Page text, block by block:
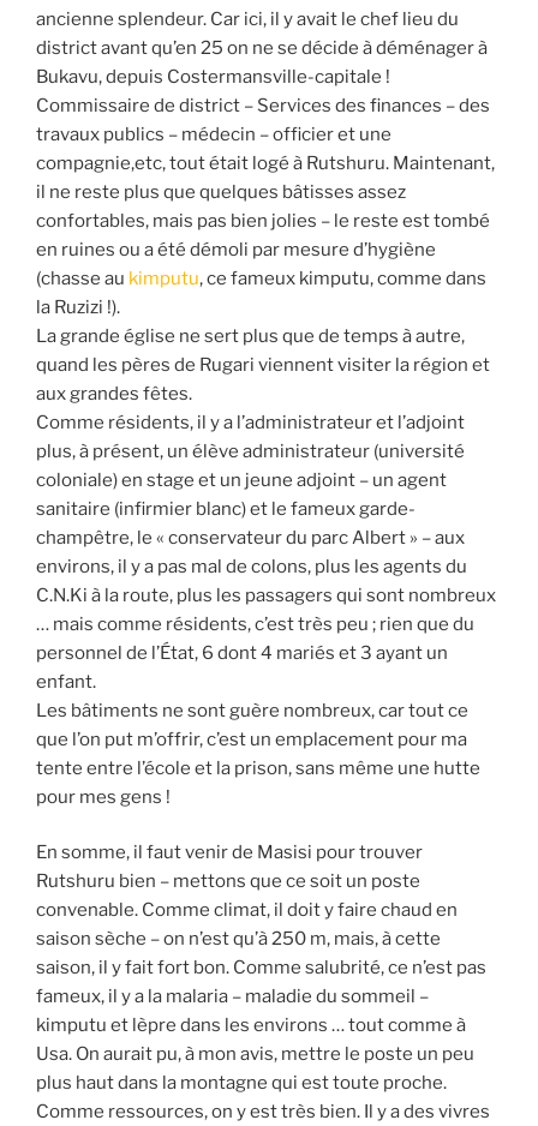
ancienne splendeur. Car ici, il y avait le chef lieu du
district avant qu’en 25 on ne se décide à déménager à
Bukavu, depuis Costermansville-capitale !
Commissaire de district – Services des finances – des
travaux publics – médecin – officier et une
compagnie,etc, tout était logé à Rutshuru. Maintenant,
il ne reste plus que quelques bâtisses assez
confortables, mais pas bien jolies – le reste est tombé
en ruines ou a été démoli par mesure d’hygiène
(chasse au kimputu, ce fameux kimputu, comme dans
la Ruzizi !).
La grande église ne sert plus que de temps à autre,
quand les pères de Rugari viennent visiter la région et
aux grandes fêtes.
Comme résidents, il y a l’administrateur et l’adjoint
plus, à présent, un élève administrateur (université
coloniale) en stage et un jeune adjoint – un agent
sanitaire (infirmier blanc) et le fameux garde-
champêtre, le « conservateur du parc Albert » – aux
environs, il y a pas mal de colons, plus les agents du
C.N.Ki à la route, plus les passagers qui sont nombreux
… mais comme résidents, c’est très peu ; rien que du
personnel de l’État, 6 dont 4 mariés et 3 ayant un
enfant.
Les bâtiments ne sont guère nombreux, car tout ce
que l’on put m’offrir, c’est un emplacement pour ma
tente entre l’école et la prison, sans même une hutte
pour mes gens !
En somme, il faut venir de Masisi pour trouver
Rutshuru bien – mettons que ce soit un poste
convenable. Comme climat, il doit y faire chaud en
saison sèche – on n’est qu’à 250 m, mais, à cette
saison, il y fait fort bon. Comme salubrité, ce n’est pas
fameux, il y a la malaria – maladie du sommeil –
kimputu et lèpre dans les environs … tout comme à
Usa. On aurait pu, à mon avis, mettre le poste un peu
plus haut dans la montagne qui est toute proche.
Comme ressources, on y est très bien. Il y a des vivres